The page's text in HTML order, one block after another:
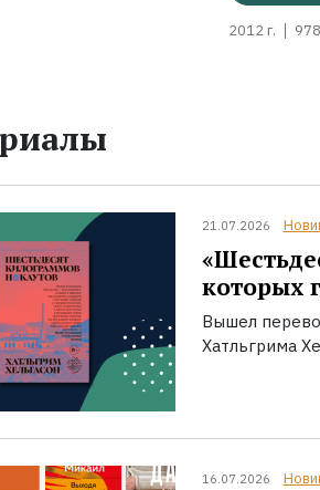
2012 г.
21.07.2026
которых
Вышел
Хатльгрима
16.07.2026